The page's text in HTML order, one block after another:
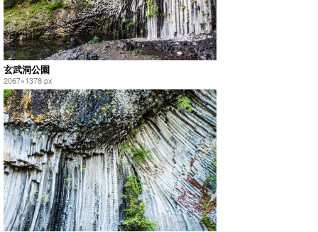
玄武洞公園
2067×1378 px